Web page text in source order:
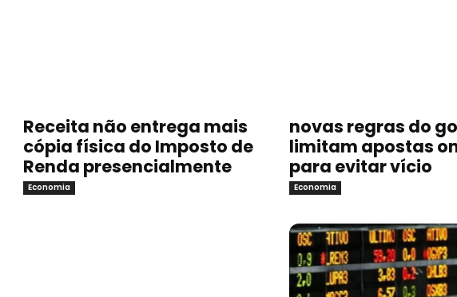
Receita não entrega mais
cópia física do Imposto de
Renda presencialmente
Economia
novas regras do
limitam apostas
para evitar vício
Economia